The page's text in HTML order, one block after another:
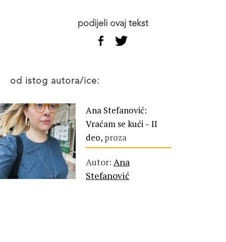
podijeli ovaj tekst
od istog autora/ice:
Ana Stefanović:
Vraćam se kući – II
deo, proza
Autor: Ana
Stefanović